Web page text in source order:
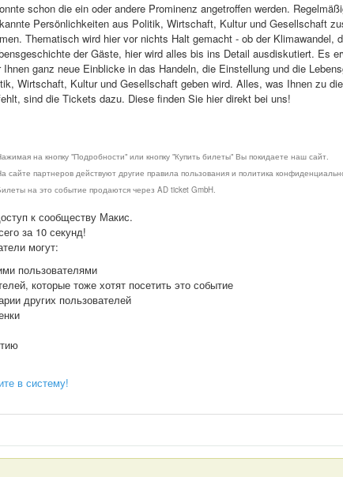
schon die ein oder andere Prominenz angetroffen werden.
Persönlichkeiten aus Politik, Wirtschaft, Kultur und Gesellschaft
Thematisch wird hier vor nichts Halt gemacht - ob der Klimawandel,
der Gäste, hier wird alles bis ins Detail ausdiskutiert. Es
ganz neue Einblicke in das Handeln, die Einstellung und die
Wirtschaft, Kultur und Gesellschaft geben wird. Alles, was Ihnen zu
sind die Tickets dazu. Diese finden Sie hier direkt bei uns!
на кнопку "Подробности" или кнопку "Купить билеты" Вы покидаете наш сайт.
сайте партнеров действуют другие правила пользования и политика
на это событие продаются через AD ticket GmbH.
к сообществу Макис.
за 10 секунд!
могут:
пользователями
которые тоже хотят посетить это событие
других пользователей
в систему!